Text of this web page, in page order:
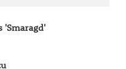
'Smaragd'